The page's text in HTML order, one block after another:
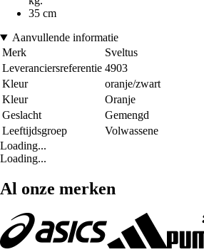
35 cm
Aanvullende informatie
Merk
Sveltus
Leveranciersreferentie 4903
Kleur
oranje/zwart
Kleur
Oranje
Geslacht
Gemengd
Leeftijdsgroep
Volwassene
Loading...
Loading...
Al onze merken